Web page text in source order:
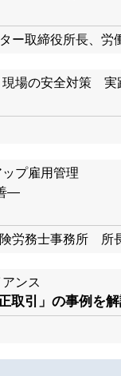
ター取締役所長
現場の安全対策 実
プ雇用管理
―
険労務士事務所
ンス
取引」の事例を